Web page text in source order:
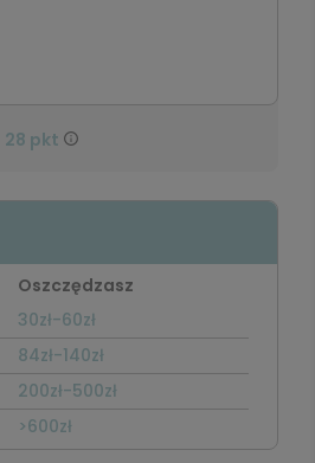
28 pkt
Oszczędzasz
30zł-60zł
84zł-140zł
200zł-500zł
>600zł